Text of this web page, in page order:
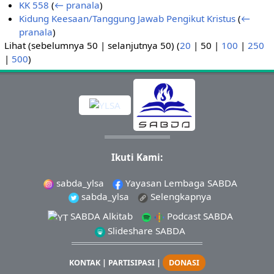
KK 558 (← pranala)
Kidung Keesaan/Tanggung Jawab Pengikut Kristus (←
pranala)
Lihat (sebelumnya 50 | selanjutnya 50) (20 | 50 | 100 | 250
| 500)
Ikuti Kami:
sabda_ylsa
Yayasan Lembaga SABDA
sabda_ylsa
Selengkapnya
SABDA Alkitab
Podcast SABDA
Slideshare SABDA
KONTAK| PARTISIPASI| DONASI